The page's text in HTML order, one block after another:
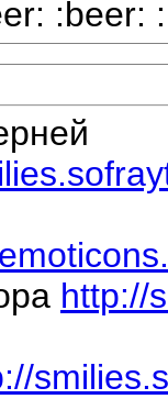
:beer:
http://